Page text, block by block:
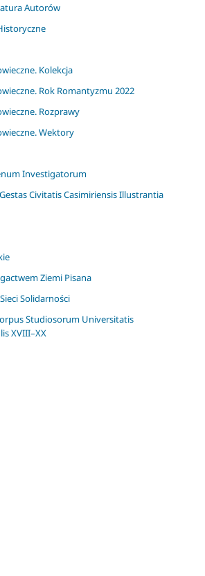
Autorów
Kolekcja
Rok Romantyzmu 2022
Rozprawy
Wektory
Investigatorum
Civitatis Casimiriensis Illustrantia
Ziemi Pisana
Solidarności
Studiosorum Universitatis
XVIII–XX